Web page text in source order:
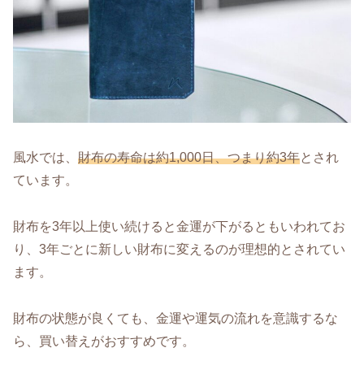
風水では、 財布の寿命は約1,000日、つまり約3年とされ
ています。
財布を3年以上使い続けると金運が下がるともいわれてお
り、3年ごとに新しい財布に変えるのが理想的とされてい
ます。
財布の状態が良くても、金運や運気の流れを意識するな
ら、買い替えがおすすめです。